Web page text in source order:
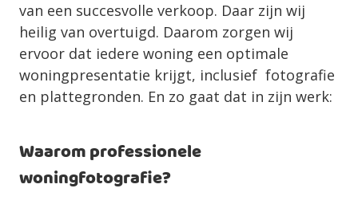
van een succesvolle verkoop. Daar zijn wij
heilig van overtuigd. Daarom zorgen wij
ervoor dat iedere woning een optimale
woningpresentatie krijgt, inclusief fotografie
en plattegronden. En zo gaat dat in zijn werk:
Waarom professionele
woningfotografie?